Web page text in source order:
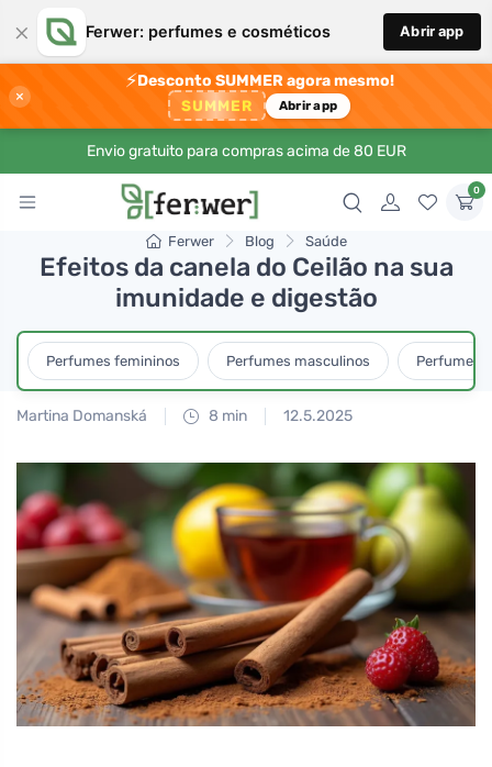
× Ferwer: perfumes e cosméticos Abrir app
×
⚡Desconto SUMMER agora mesmo!
SUMMER Abrir app
Envio gratuito para compras acima de 80 EUR
0
Ferwer Blog Saúde
Efeitos da canela do Ceilão na sua
imunidade e digestão
Perfumes femininos Perfumes masculinos Perfumes
Martina Domanská 8 min 12.5.2025